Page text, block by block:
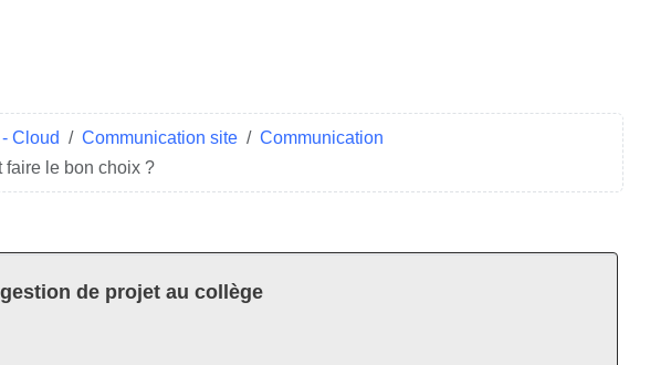
Cloud Communication site
Communication
faire le bon choix ?
de projet au collège